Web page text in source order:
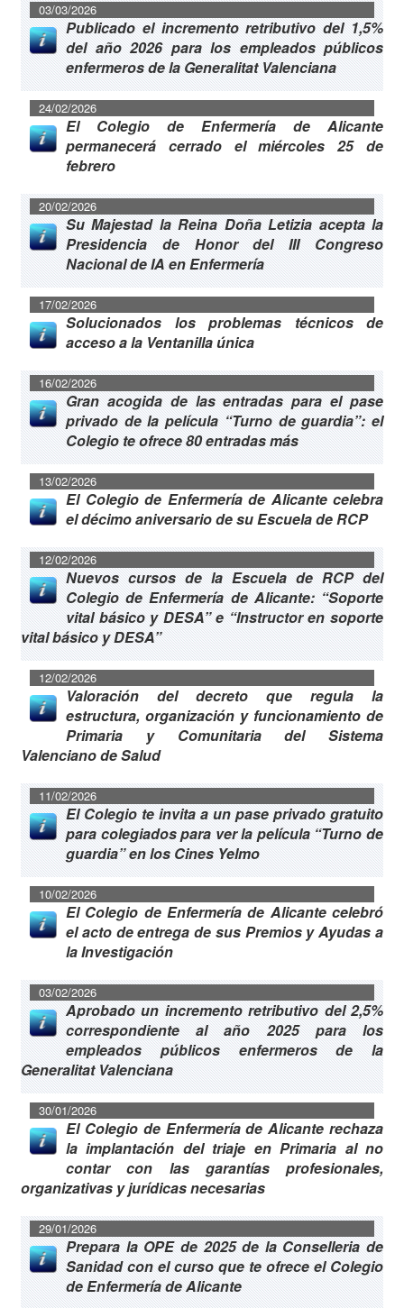
03/03/2026
Publicado el incremento retributivo del 1,5%
del año 2026 para los empleados públicos
enfermeros de la Generalitat Valenciana
24/02/2026
El Colegio de Enfermería de Alicante
permanecerá cerrado el miércoles 25 de
febrero
20/02/2026
Su Majestad la Reina Doña Letizia acepta la
Presidencia de Honor del III Congreso
Nacional de IA en Enfermería
17/02/2026
Solucionados los problemas técnicos de
acceso a la Ventanilla única
16/02/2026
Gran acogida de las entradas para el pase
privado de la película “Turno de guardia”: el
Colegio te ofrece 80 entradas más
13/02/2026
El Colegio de Enfermería de Alicante celebra
el décimo aniversario de su Escuela de RCP
12/02/2026
Nuevos cursos de la Escuela de RCP del
Colegio de Enfermería de Alicante: “Soporte
vital básico y DESA” e “Instructor en soporte
vital básico y DESA”
12/02/2026
Valoración del decreto que regula la
estructura, organización y funcionamiento de
Primaria y Comunitaria del Sistema
Valenciano de Salud
11/02/2026
El Colegio te invita a un pase privado gratuito
para colegiados para ver la película “Turno de
guardia” en los Cines Yelmo
10/02/2026
El Colegio de Enfermería de Alicante celebró
el acto de entrega de sus Premios y Ayudas a
la Investigación
03/02/2026
Aprobado un incremento retributivo del 2,5%
correspondiente al año 2025 para los
empleados públicos enfermeros de la
Generalitat Valenciana
30/01/2026
El Colegio de Enfermería de Alicante rechaza
la implantación del triaje en Primaria al no
contar con las garantías profesionales,
organizativas y jurídicas necesarias
29/01/2026
Prepara la OPE de 2025 de la Conselleria de
Sanidad con el curso que te ofrece el Colegio
de Enfermería de Alicante